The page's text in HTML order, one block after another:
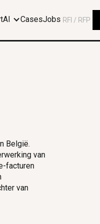
CasesJobs RFI / RFP
België.
van
facturen
van